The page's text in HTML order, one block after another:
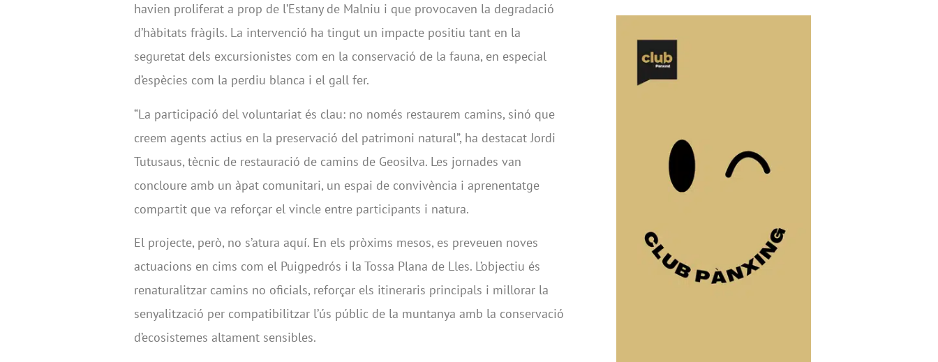
havien proliferat a prop de l’Estany de Malniu i que provocaven la degradació
d’hàbitats fràgils. La intervenció ha tingut un impacte positiu tant en la
seguretat dels excursionistes com en la conservació de la fauna, en especial
d’espècies com la perdiu blanca i el gall fer.
“La participació del voluntariat és clau: no només restaurem camins, sinó que
creem agents actius en la preservació del patrimoni natural”, ha destacat Jordi
Tutusaus, tècnic de restauració de camins de Geosilva. Les jornades van
concloure amb un àpat comunitari, un espai de convivència i aprenentatge
compartit que va reforçar el vincle entre participants i natura.
El projecte, però, no s’atura aquí. En els pròxims mesos, es preveuen noves
actuacions en cims com el Puigpedrós i la Tossa Plana de Lles. L’objectiu és
renaturalitzar camins no oficials, reforçar els itineraris principals i millorar la
senyalització per compatibilitzar l’ús públic de la muntanya amb la conservació
d’ecosistemes altament sensibles.